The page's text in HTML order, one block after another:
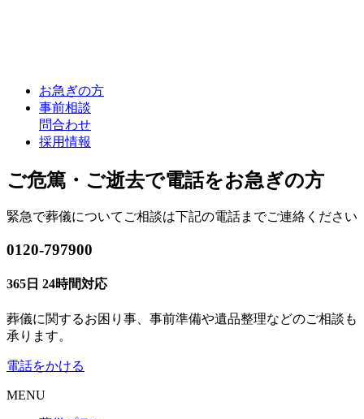
お急ぎの方
事前相談
問合わせ
採用情報
ご危篤・ご逝去で電話をお急ぎの方
緊急で葬儀についてご相談は下記の電話までご連絡ください
0120-797900
365日 24時間対応
葬儀に関するお困り事、事前準備や遺品整理などのご相談も
承ります。
電話をかける
MENU